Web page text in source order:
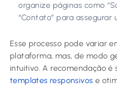
organize páginas como
“Contato” para assegurar
Esse processo pode variar
plataforma, mas, de modo
intuitivo. A recomendação
templates responsivos e